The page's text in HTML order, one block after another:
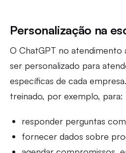
Personalização na
O ChatGPT no atendimento
ser personalizado para
específicas de cada
treinado, por exemplo, para:
responder perguntas
fornecer dados sobre